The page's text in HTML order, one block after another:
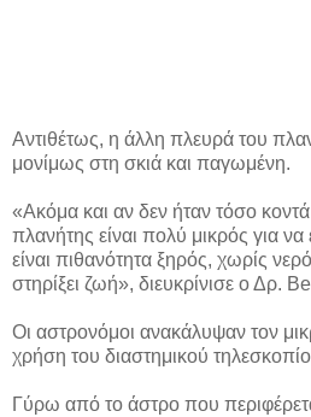
Αντιθέτως, η άλλη πλευρά του
μονίμως στη σκιά και παγωμένη.
«Ακόμα και αν δεν ήταν τόσο
πλανήτης είναι πολύ μικρός για
είναι πιθανότητα ξηρός, χωρίς
στηρίξει ζωή», διευκρίνισε ο Δρ.
Οι αστρονόμοι ανακάλυψαν τον
χρήση του διαστημικού
Γύρω από το άστρο που